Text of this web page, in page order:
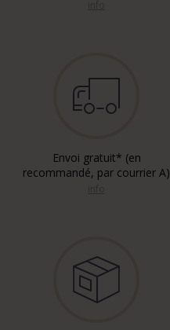
Envoi gratuit* (en
recommandé, par courrier A)